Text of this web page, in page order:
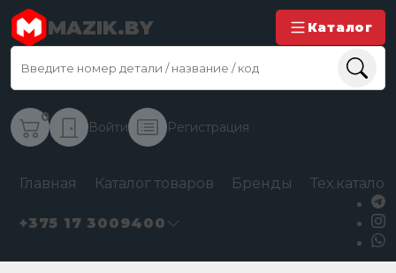
MAZIK.BY Каталог
0
Войти Регистрация
Главная Каталог товаров Бренды
+375 17 3009400